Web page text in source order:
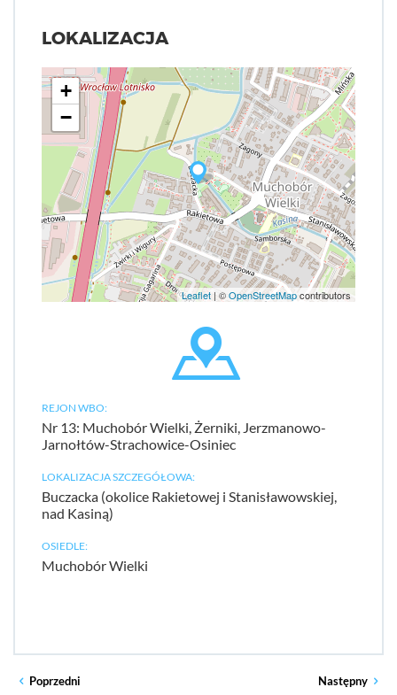
LOKALIZACJA
+
−
Leaflet | ©OpenStreetMapcontributors
REJON WBO:
Nr 13: Muchobór Wielki, Żerniki, Jerzmanowo-
Jarnołtów-Strachowice-Osiniec
LOKALIZACJA SZCZEGÓŁOWA:
Buczacka (okolice Rakietowej i Stanisławowskiej,
nad Kasiną)
OSIEDLE:
Muchobór Wielki
Poprzedni Następny